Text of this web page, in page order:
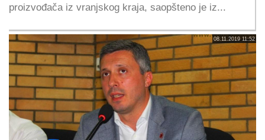
proizvođača iz vranjskog kraja, saopšteno je iz...
08.11.2019 11:52